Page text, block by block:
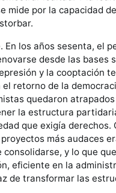
mide por la capacidad
En los años sesenta, el
desde las bases
y la cooptación
el retorno de la
quedaron
la estructura
que exigía derechos.
más audaces
y lo que
eficiente en la
de transformar las